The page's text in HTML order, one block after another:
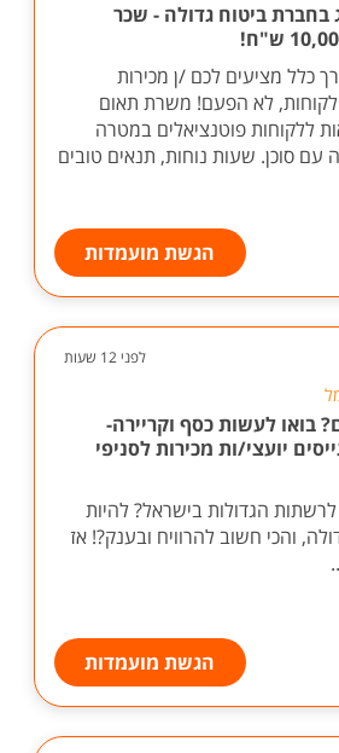
בחברת ביטוח גדולה - שכר
כלל מציעים לכם /ן מכירות
לקוחות, לא הפעם! משרת תאום
ללקוחות פוטנציאלים במטרה
עם סוכן. שעות נוחות, תנאים טובים
הגשת מועמדות
לפני 12 שעות
בואו לעשות כסף וקריירה-
יועצי/ות מכירות לסניפי
הגדולות בישראל? להיות
והכי חשוב להרוויח ובענק?! אז
הגשת מועמדות